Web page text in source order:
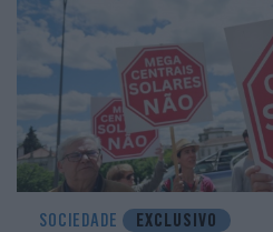
SOCIEDADE EXCLUSIVO